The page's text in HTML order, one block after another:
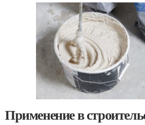
Применение в